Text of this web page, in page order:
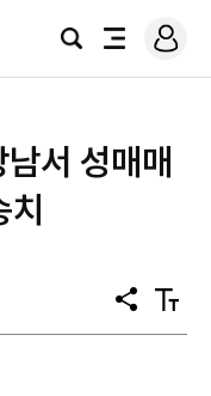
검
전
로
그
서 성매매
공
유
텍
스